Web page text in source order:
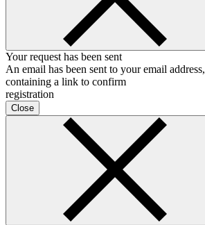
Your request has been sent
An email has been sent to your email address,
containing a link to confirm
registration
Close